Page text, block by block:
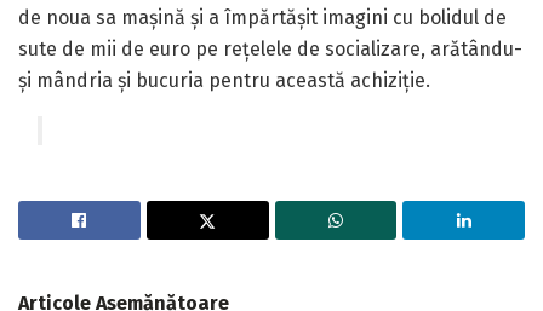
de noua sa mașină și a împărtășit imagini cu bolidul de
sute de mii de euro pe rețelele de socializare, arătându-
și mândria și bucuria pentru această achiziție.
Articole Asemănătoare